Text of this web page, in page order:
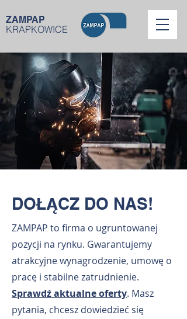
ZAMPAP
KRAPKOWICE
DOŁĄCZ DO NAS!
ZAMPAP to firma o ugruntowanej
pozycji na rynku. Gwarantujemy
atrakcyjne wynagrodzenie, umowę o
pracę i stabilne zatrudnienie.
Sprawdź aktualne oferty. Masz
pytania, chcesz dowiedzieć się